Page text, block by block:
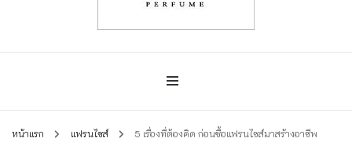
น้ำหอมกัลยา
น้ำหอมกัลยา น้ำหอมแท้แบรนด์ไทย คุณภาพยุโรป
หน้าแรก แฟรนไชส์ 5 เรื่องที่ต้องคิด ก่อนซื้อแฟรนไชส์มาสร้างอาชีพ